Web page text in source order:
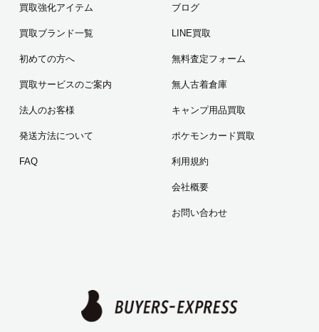
買取強化アイテム
買取ブランド一覧
初めての方へ
買取サービスのご案内
法人のお客様
発送方法について
FAQ
ブログ
LINE買取
無料査定フォーム
無人古着倉庫
キャンプ用品買取
ポケモンカード買取
利用規約
会社概要
お問い合わせ